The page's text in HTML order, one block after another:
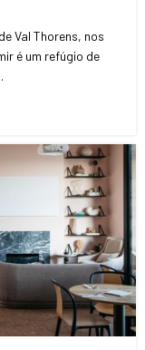
Val Thorens, nos
é um refúgio de